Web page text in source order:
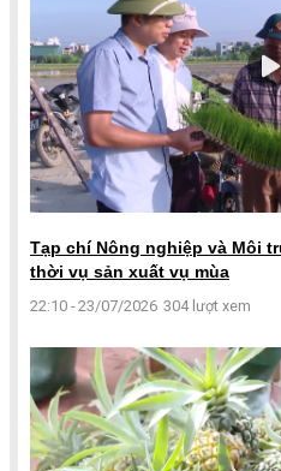
Tạp chí Nông nghiệp và Môi
thời vụ sản xuất vụ mùa
22:10 - 23/07/2026 304 lượt xem